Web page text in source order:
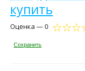
купить
Оценка — 0
Сохранить